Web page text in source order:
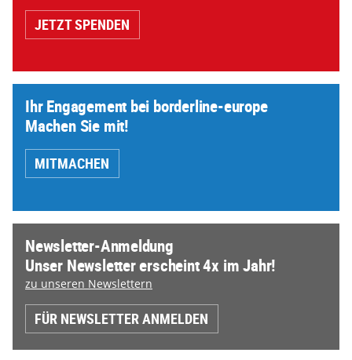
JETZT SPENDEN
Ihr Engagement bei borderline-europe
Machen Sie mit!
MITMACHEN
Newsletter-Anmeldung
Unser Newsletter erscheint 4x im Jahr!
zu unseren Newslettern
FÜR NEWSLETTER ANMELDEN